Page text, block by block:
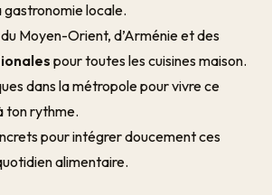
gastronomie locale.
Moyen-Orient, d’Arménie et des
pour toutes les cuisines maison.
dans la métropole pour vivre ce
ton rythme.
pour intégrer doucement ces
alimentaire.